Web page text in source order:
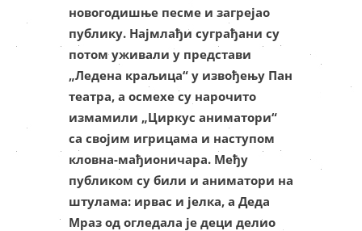
новогодишње песме и загрејао
публику. Најмлађи суграђани су
потом уживали у представи
„Ледена краљица“ у извођењу Пан
театра, а осмехе су нарочито
измамили „Циркус аниматори“
са својим игрицама и наступом
кловна-мађионичара. Међу
публиком су били и аниматори на
штулама: ирвас и јелка, а Деда
Мраз од огледала је деци делио